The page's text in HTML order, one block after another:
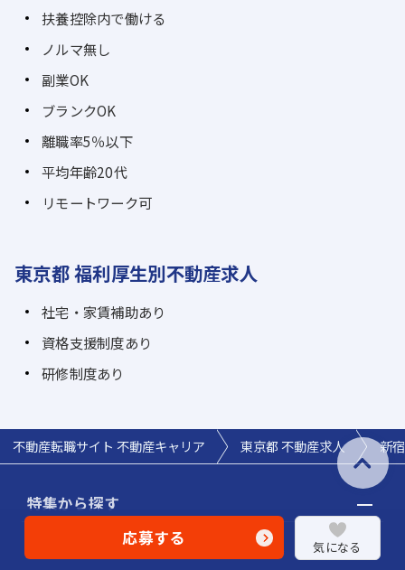
扶養控除内で働ける
ノルマ無し
副業OK
ブランクOK
離職率5％以下
平均年齢20代
リモートワーク可
東京都 福利厚生別不動産求人
社宅・家賃補助あり
資格支援制度あり
研修制度あり
応募する 気になる
不動産転職サイト 不動産キャリア 東京都 不動産求人 新
特集から探す
幹部候補募集